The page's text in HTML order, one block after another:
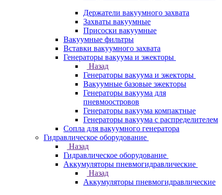
Держатели вакуумного захвата
Захваты вакуумные
Присоски вакуумные
Вакуумные фильтры
Вставки вакуумного захвата
Генераторы вакуума и эжекторы
Назад
Генераторы вакуума и эжекторы
Вакуумные базовые эжекторы
Генераторы вакуума для
пневмоостровов
Генераторы вакуума компактные
Генераторы вакуума с распределителем
Сопла для вакуумного генератора
Гидравлическое оборудование
Назад
Гидравлическое оборудование
Аккумуляторы пневмогидравлические
Назад
Аккумуляторы пневмогидравлические